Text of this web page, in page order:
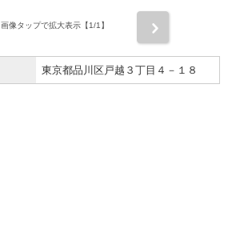
画像タップで拡大表示【1/1】
東京都品川区戸越３丁目４－１８